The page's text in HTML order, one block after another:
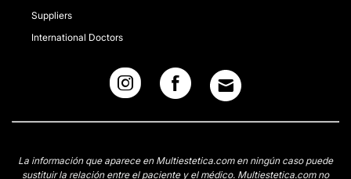
Suppliers
International Doctors
La información que aparece en Multiestetica.com en ningún caso puede
sustituir la relación entre el paciente y el médico. Multiestetica.com no